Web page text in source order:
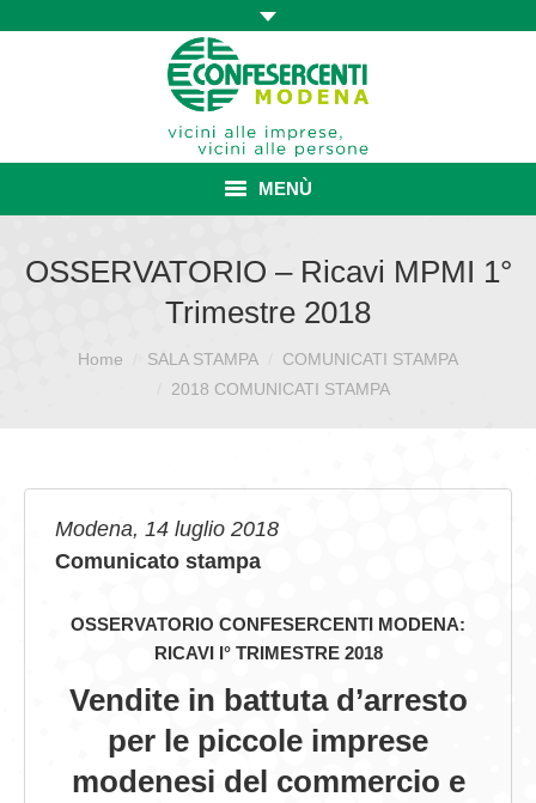
MENÙ
ASSOCIAZIONE
ISCRIZIONE E VANTAGGI
SERVIZI
GIOVEDÌ GASTRONOMICI
COMUNICATI E NEWS
CONTATTI
OSSERVATORIO – Ricavi MPMI 1°
Trimestre 2018
Sei qui:Home SALA STAMPA
COMUNICATI STAMPA
2018 COMUNICATI STAMPA
Modena, 14 luglio 2018
Comunicato stampa
OSSERVATORIO CONFESERCENTI MODENA:
RICAVI I° TRIMESTRE 2018
Vendite in battuta d’arresto
per le piccole imprese
modenesi del commercio e